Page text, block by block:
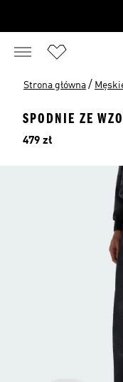
Strona główna /
SPODNIE ZE
Cena
479 zł